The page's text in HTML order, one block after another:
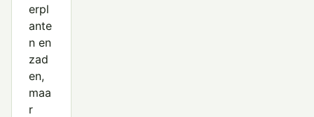
erpl
ante
n en
zad
en,
maa
r